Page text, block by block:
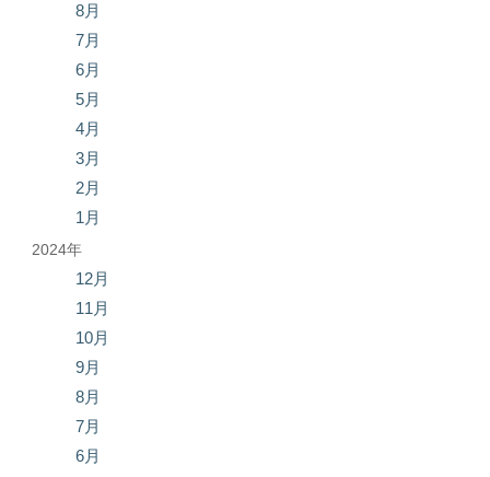
8月
7月
6月
5月
4月
3月
2月
1月
2024年
12月
11月
10月
9月
8月
7月
6月